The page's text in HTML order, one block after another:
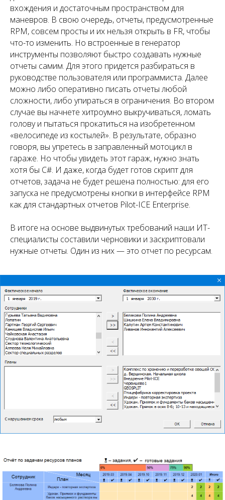
вхождения и достаточным пространством для
маневров. В свою очередь, отчеты, предусмотренные
RPM, совсем просты и их нельзя открыть в FR, чтобы
что-то изменить. Но встроенные в генератор
инструменты позволяют быстро создавать нужные
отчеты самим. Для этого придется разбираться в
руководстве пользователя или программиста. Далее
можно либо оперативно писать отчеты любой
сложности, либо упираться в ограничения. Во втором
случае вы начнете хитроумно выкручиваться, ломать
голову и пытаться прокатиться на изобретенном
«велосипеде из костылей». В результате, образно
говоря, вы упретесь в заправленный мотоцикл в
гараже. Но чтобы увидеть этот гараж, нужно знать
хотя бы C#. И даже, когда будет готов скрипт для
отчетов, задача не будет решена полностью: для его
запуска не предусмотрены кнопки в интерфейсе RPM
как для стандартных отчетов Pilot-ICE Enterprise.
В итоге на основе выдвинутых требований наши ИТ-
специалисты составили черновики и заскриптовали
нужные отчеты. Один из них — это отчет по ресурсам.